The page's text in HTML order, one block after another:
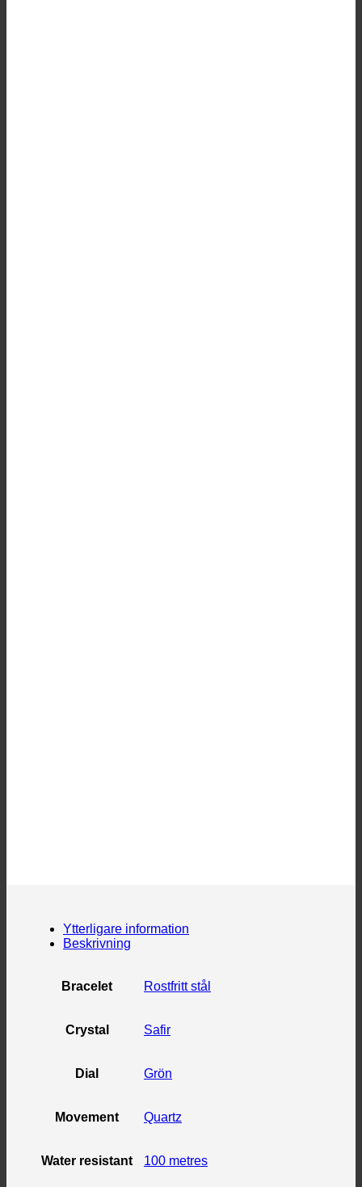
Ytterligare information
Beskrivning
Bracelet Rostfritt stål
Crystal Safir
Dial Grön
Movement Quartz
Water resistant 100 metres